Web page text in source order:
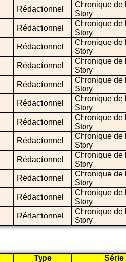
Rédactionnel
Chronique de
Story
Rédactionnel
Chronique de
Story
Rédactionnel
Chronique de
Story
Rédactionnel
Chronique de
Story
Rédactionnel
Chronique de
Story
Rédactionnel
Chronique de
Story
Rédactionnel
Chronique de
Story
Rédactionnel
Chronique de
Story
Rédactionnel
Chronique de
Story
Rédactionnel
Chronique de
Story
Rédactionnel
Chronique de
Story
Rédactionnel
Chronique de
Story
Type
Série